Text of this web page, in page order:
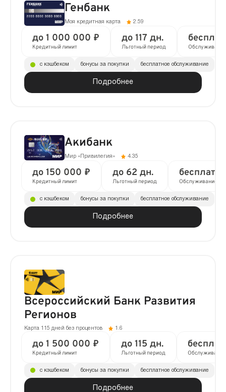
Генбанк
Моя кредитная карта 2.59
до 1 000 000 ₽
Кредитный лимит
до 117 дн.
Льготный период Обслуживание
Подробнее
с кэшбеком бонусы за покупки бесплатное обслуживание
Акибанк
Мир «Привилегия» 4.35
до 150 000 ₽
Кредитный лимит
до 62 дн.
Льготный период
бесплатно
Обслуживание
Подробнее
с кэшбеком бонусы за покупки бесплатное обслуживание
Всероссийский Банк Развития
Регионов
Карта 115 дней без процентов 1.6
до 1 500 000 ₽
Кредитный лимит
до 115 дн.
Льготный период Обслуживание
Подробнее
с кэшбеком бонусы за покупки бесплатное обслуживание